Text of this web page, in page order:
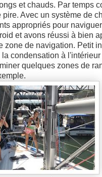
et chauds. Par temps
pire. Avec un système de
appropriés pour
et avons réussi à bien
zone de navigation. Petit
condensation à
quelques zones de